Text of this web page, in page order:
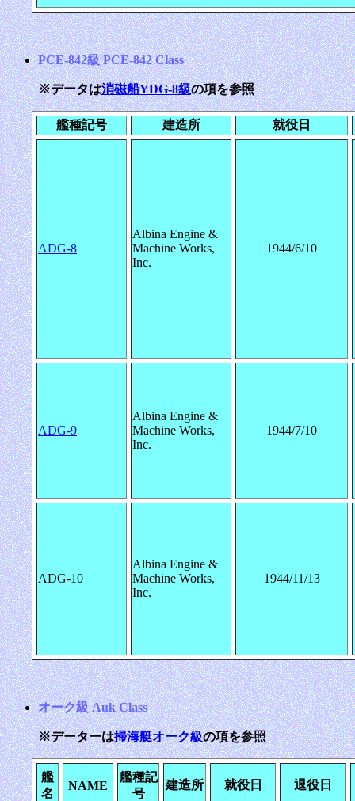
PCE-842級 PCE-842 Class
※データは消磁船YDG-8級の項を参照
艦種記号 建造所 就役日
ADG-8
Albina Engine &
Machine Works,
Inc.
1944/6/10
ADG-9
Albina Engine &
Machine Works,
Inc.
1944/7/10
ADG-10
Albina Engine &
Machine Works,
Inc.
1944/11/13
オーク級 Auk Class
※データーは掃海艇オーク級の項を参照
艦
名
NAME
艦種記
号
建造所 就役日 退役日